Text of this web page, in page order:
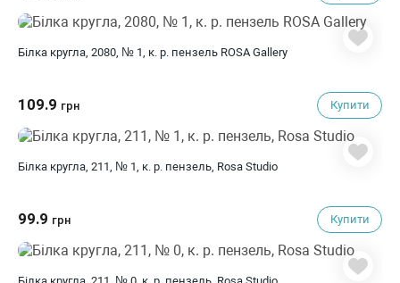
Білка кругла, 2080, № 1, к. р. пензель ROSA Gallery
109.9 грн Купити
Білка кругла, 211, № 1, к. р. пензель, Rosa Studio
99.9 грн Купити